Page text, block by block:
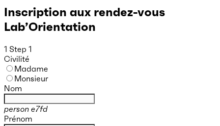
Inscription aux rendez-vous
Lab’Orientation
1 Step 1
Civilité
Madame
Monsieur
Nom
person e7fd
Prénom